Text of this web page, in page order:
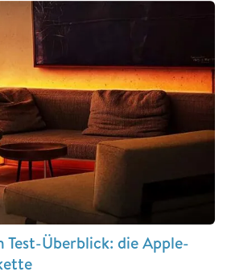
Test-Überblick: die Apple-